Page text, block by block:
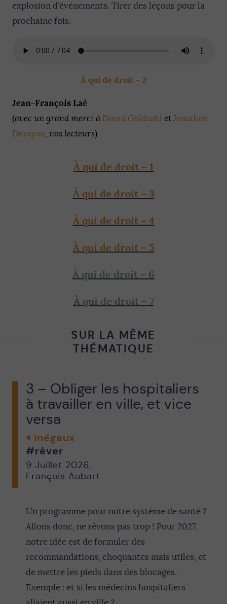
explosion d’événements. Tirer des leçons pour la
prochaine fois.
À qui de droit – 2
Jean-François Laé
(avec un grand merci à David Goldzahl etJonathan
Deveyne, nos lecteurs)
À qui de droit – 1
À qui de droit – 3
À qui de droit – 4
À qui de droit – 5
À qui de droit – 6
À qui de droit – 7
SUR LA MÊME
THÉMATIQUE
3 – Obliger les hospitaliers
à travailler en ville, et vice
versa
inégaux
#rêver
9 Juillet 2026,
François Aubart
Un programme pour notre système de santé ?
Allons donc, ne rêvons pas trop ! Pour 2027,
notre idée est de formuler des
recommandations, choquantes mais utiles, et
de mettre les pieds dans des blocages.
Exemple : et si les médecins hospitaliers